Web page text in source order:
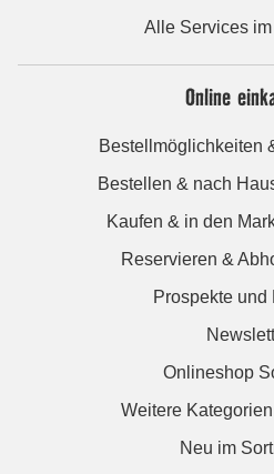
Alle Services
Online
Bestellmöglichkeiten
Bestellen & nach
Kaufen & in den
Reservieren &
Prospekte und
Onlineshop
Weitere
Neu im